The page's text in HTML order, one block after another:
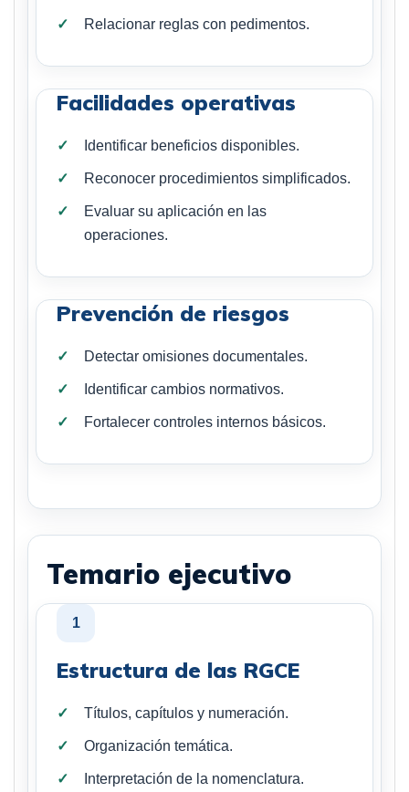
Relacionar reglas con pedimentos.
Facilidades operativas
Identificar beneficios disponibles.
Reconocer procedimientos simplificados.
Evaluar su aplicación en las
operaciones.
Prevención de riesgos
Detectar omisiones documentales.
Identificar cambios normativos.
Fortalecer controles internos básicos.
Temario ejecutivo
1
Estructura de las RGCE
Títulos, capítulos y numeración.
Organización temática.
Interpretación de la nomenclatura.